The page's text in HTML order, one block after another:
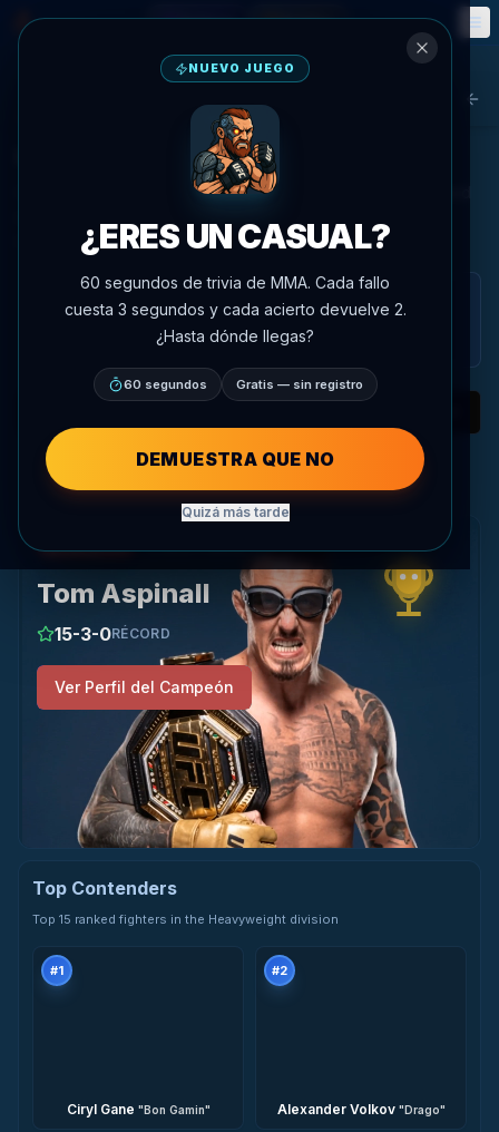
🎮 Fantasía 📅 Eventos
UFC Heavyweight Rankings
Our advanced AI analyzes fighter performance, statistics, and
UFC/PFL.
Estos son los rankings de poder de AgentMMA,
generados a partir de los datos y análisis de la
plataforma. No son los rankings oficiales de UFC.
P4P AI Rankings
Ver el perfil de Tom Aspinall
Tom Aspinall
15-3-0RÉCORD
Ver Perfil del Campeón
Top Contenders
Top 15 ranked fighters in the Heavyweight division
Ciryl Gane "Bon Gamin"
#1
Alexander Volkov "Drago"
#2
NUEVO JUEGO
¿ERES UN CASUAL?
60 segundos de trivia de MMA. Cada fallo
cuesta 3 segundos y cada acierto devuelve 2.
¿Hasta dónde llegas?
60 segundos Gratis — sin registro
DEMUESTRA QUE NO
Quizá más tarde